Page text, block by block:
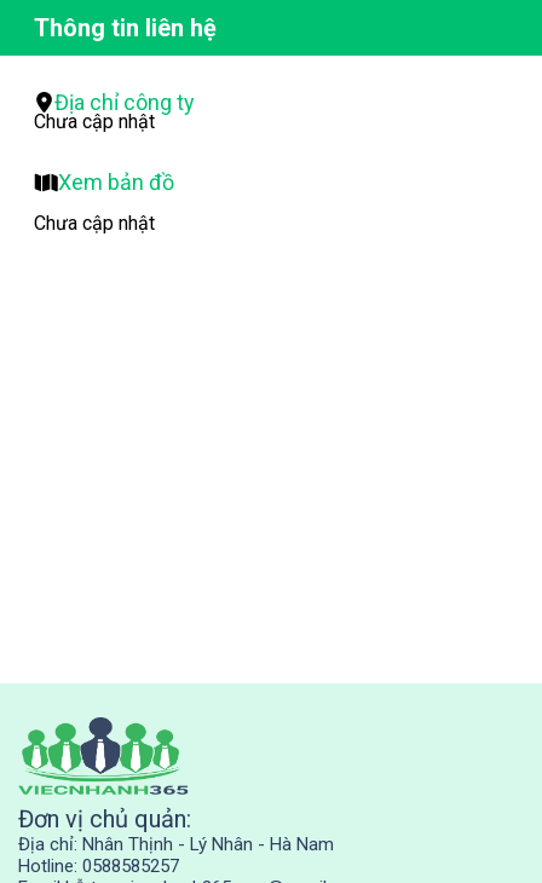
Thông tin liên hệ
Địa chỉ công ty
Chưa cập nhật
Xem bản đồ
Chưa cập nhật
Đơn vị chủ quản:
Địa chỉ: Nhân Thịnh - Lý Nhân - Hà Nam
Hotline: 0588585257